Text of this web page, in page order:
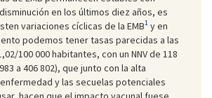
en los últimos diez años, es
variaciones cíclicas de la EMB1 y en
podemos tener tasas parecidas a las
100 000 habitantes, con un NNV de 118
a 406 802), que junto con la alta
y las secuelas potenciales